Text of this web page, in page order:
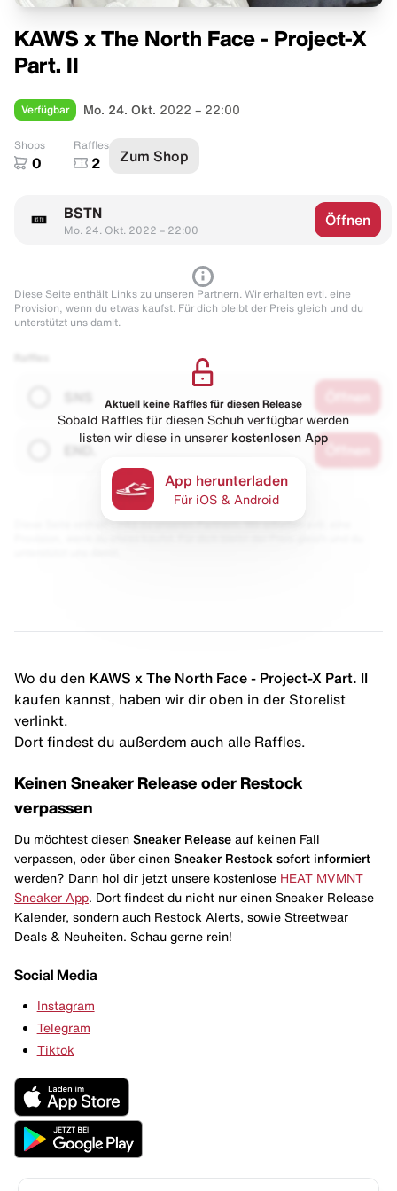
KAWS x The North Face - Project-X
Part. II
Verfügbar Mo. 24. Okt. 2022 – 22:00
Shops
0
Raffles
2 Zum Shop
BSTN
Mo. 24. Okt. 2022 – 22:00
Öffnen
Diese Seite enthält Links zu unseren Partnern. Wir erhalten evtl. eine
Provision, wenn du etwas kaufst. Für dich bleibt der Preis gleich und du
unterstützt uns damit.
Diese Seite enthält Links zu unseren Partnern. Wir erhalten evtl. eine
Aktuell keine Raffles für diesen Release
Sobald Raffles für diesen Schuh verfügbar werden
listen wir diese in unserer kostenlosen App
App herunterladen
Für iOS & Android
Wo du den KAWS x The North Face - Project-X Part. II
kaufen kannst, haben wir dir oben in der Storelist
verlinkt.
Dort findest du außerdem auch alle Raffles.
Keinen Sneaker Release oder Restock
verpassen
Du möchtest diesen Sneaker Release auf keinen Fall
verpassen, oder über einen Sneaker Restock sofort informiert
werden? Dann hol dir jetzt unsere kostenlose HEAT MVMNT
Sneaker App . Dort findest du nicht nur einen Sneaker Release
Kalender, sondern auch Restock Alerts, sowie Streetwear
Deals & Neuheiten. Schau gerne rein!
Social Media
Instagram
Telegram
Tiktok